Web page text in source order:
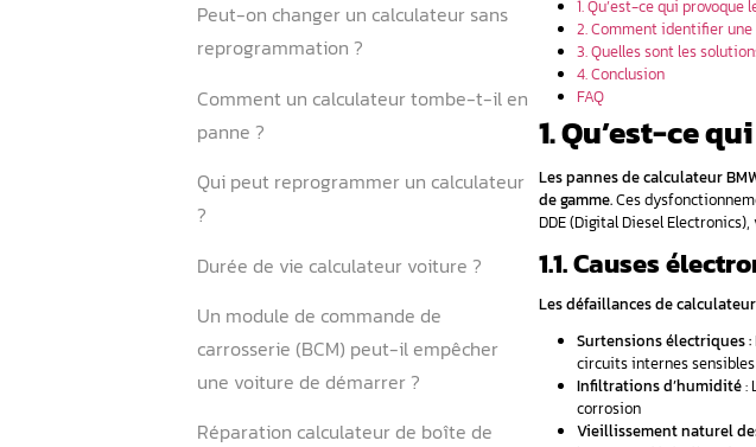
Quels sont les symptômes d’un
calculateur en panne ?
Est-il possible de réinitialiser un
calculateur moteur sans outil de
Débloquer un calculateur ?
Peut-on rouler avec un calculateur HS
L’AVIS
Un
d’éviter